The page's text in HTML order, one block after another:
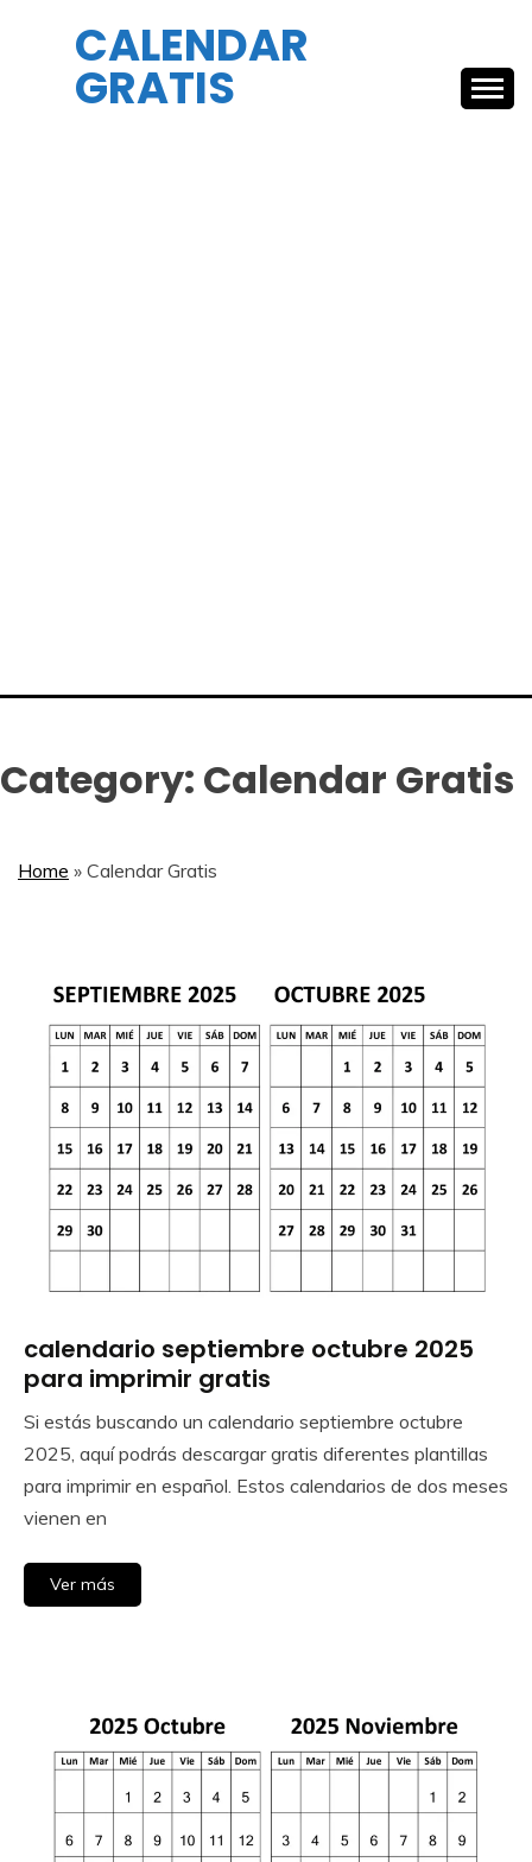
CALENDAR
GRATIS
Category: Calendar Gratis
Home » Calendar Gratis
Calendar
Gratis
calendario septiembre octubre 2025
para imprimir gratis
September
2025
Calendar
Si estás buscando un calendario septiembre octubre
2025, aquí podrás descargar gratis diferentes plantillas
para imprimir en español. Estos calendarios de dos meses
vienen en
Ver más